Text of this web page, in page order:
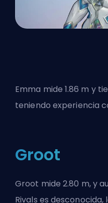
Emma mide 1.86 m y
teniendo experiencia
Groot
Groot mide 2.80 m, y
Rivals es